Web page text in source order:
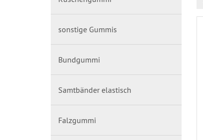
sonstige Gummis
Bundgummi
Samtbänder elastisch
Falzgummi